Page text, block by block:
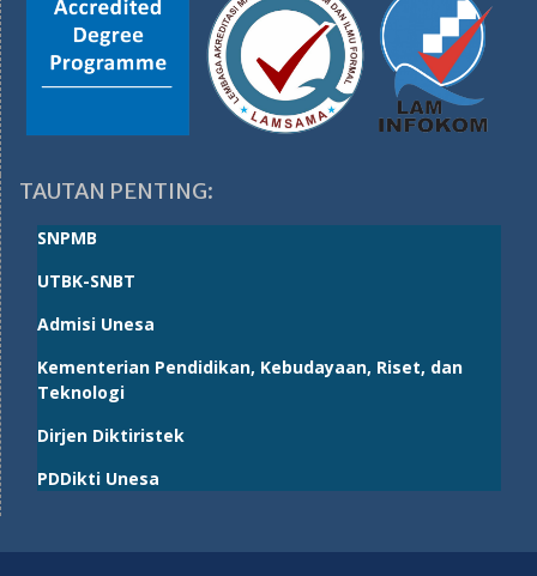
TAUTAN PENTING:
SNPMB
UTBK-SNBT
Admisi Unesa
Kementerian Pendidikan, Kebudayaan, Riset, dan
Teknologi
Dirjen Diktiristek
PDDikti Unesa